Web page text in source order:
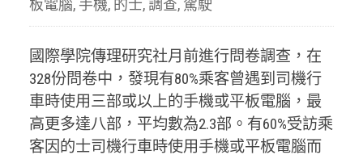
板電腦, 手機, 的士,調查, 駕駛
國際學院傳理研究社月前進行問卷調查，在
328份問卷中，發現有80%乘客曾遇到司機行
車時使用三部或以上的手機或平板電腦，最
高更多達八部，平均數為2.3部。有60%受訪乘
客因的士司機行車時使用手機或平板電腦而